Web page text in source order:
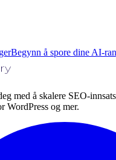
Begynn å spore dine AI-
med å skalere SEO-
WordPress og mer.